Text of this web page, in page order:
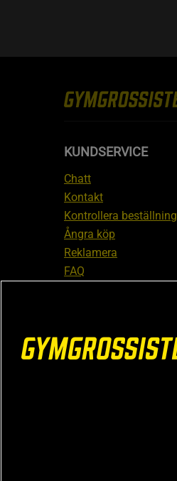
KUNDSERVICE
Chatt
Kontakt
Kontrollera beställning
Ångra köp
Reklamera
FAQ